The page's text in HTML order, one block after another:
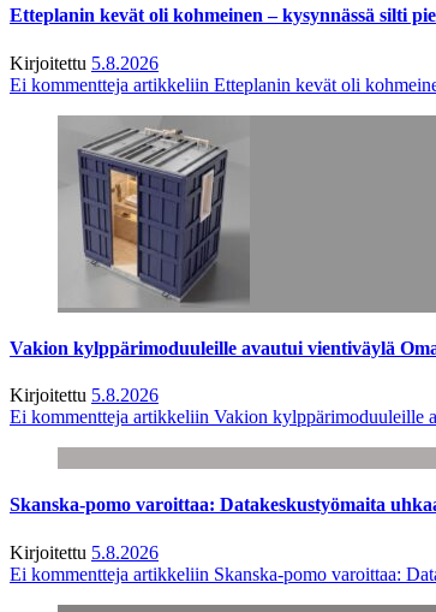
Etteplanin kevät oli kohmeinen – kysynnässä silti
Kirjoitettu 5.8.2026
Ei kommentteja artikkeliin Etteplanin kevät oli
Vakion kylppärimoduuleille avautui vientiväylä
Kirjoitettu 5.8.2026
Ei kommentteja artikkeliin Vakion kylppärimoduuleille
Skanska-pomo varoittaa: Datakeskustyömaita
Kirjoitettu 5.8.2026
Ei kommentteja artikkeliin Skanska-pomo varoittaa: